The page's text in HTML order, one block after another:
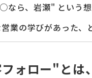
ら、岩瀬" という想
業の学びがあった、
ォロー"とは